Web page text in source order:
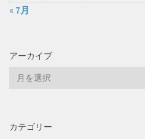
« 7月
アーカイブ
ブ
カテゴリー